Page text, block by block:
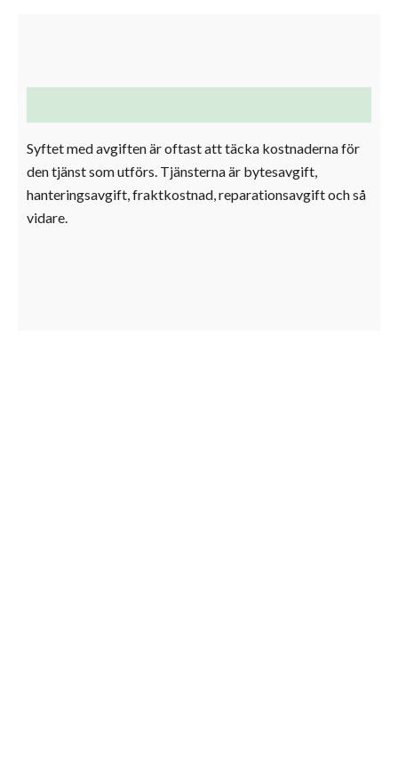
Syftet med avgiften är oftast att täcka kostnaderna för
den tjänst som utförs. Tjänsterna är bytesavgift,
hanteringsavgift, fraktkostnad, reparationsavgift och så
vidare.